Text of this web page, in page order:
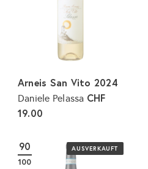
Arneis San Vito 2024
Daniele Pelassa CHF
19.00
AUSVERKAUFT
90
100